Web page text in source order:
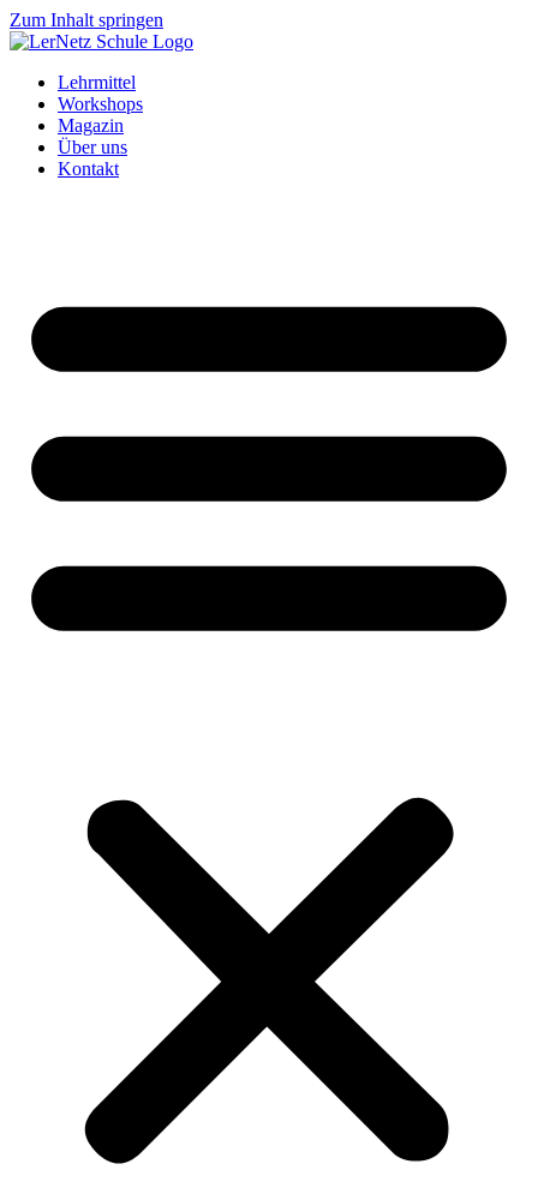
Zum Inhalt springen
Lehrmittel
Workshops
Magazin
Über uns
Kontakt